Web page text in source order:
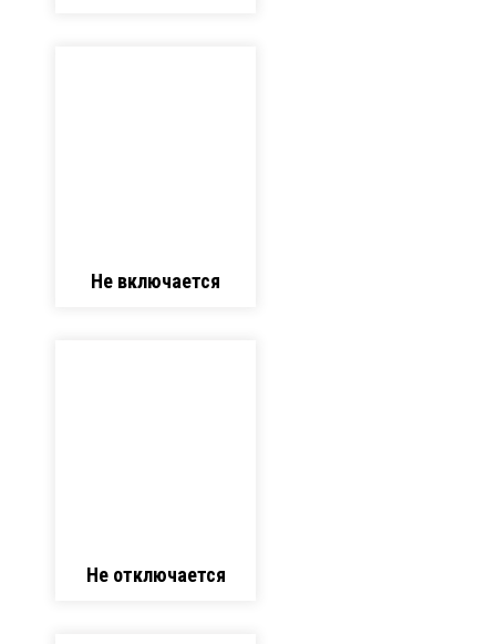
Не включается
Не отключается